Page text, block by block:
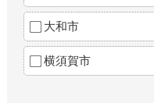
大和市
横須賀市